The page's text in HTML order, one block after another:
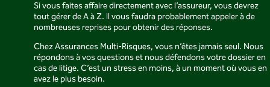
Si vous faites affaire directement avec l’assureur, vous devrez
tout gérer de A à Z. Il vous faudra probablement appeler à de
nombreuses reprises pour obtenir des réponses.
Chez Assurances Multi-Risques, vous n’êtes jamais seul. Nous
répondons à vos questions et nous défendons votre dossier en
cas de litige. C’est un stress en moins, à un moment où vous en
avez le plus besoin.